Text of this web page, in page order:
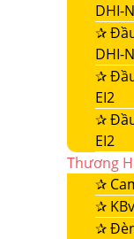
DHI-
✰
DHI-
✰
EI2
✰
EI2
Thương
✰
✰
✰